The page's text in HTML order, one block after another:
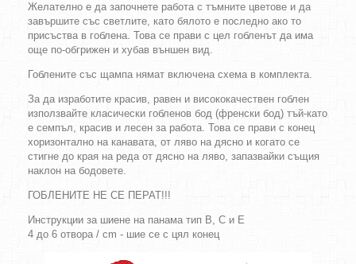
Желателно е да започнете работа с тъмните цветове и да
завършите със светлите, като бялото е последно ако то
присъства в гоблена. Това се прави с цел гобленът да има
още по-обгрижен и хубав външен вид.
Гоблените със щампа нямат включена схема в комплекта.
За да изработите красив, равен и висококачествен гоблен
използвайте класически гобленов бод (френски бод) тъй-като
е семпъл, красив и лесен за работа. Това се прави с конец
хоризонтално на канавата, от ляво на дясно и когато се
стигне до края на реда от дясно на ляво, запазвайки същия
наклон на бодовете.
ГОБЛЕНИТЕ НЕ СЕ ПЕРАТ!!!
Инструкции за шиене на панама тип B, C и E
4 до 6 отвора / cm - шие се с цял конец